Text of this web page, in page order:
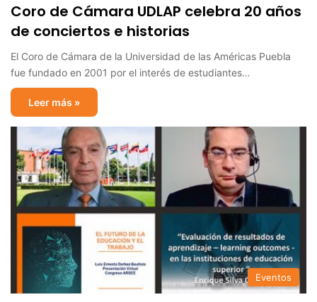
Coro de Cámara UDLAP celebra 20 años
de conciertos e historias
El Coro de Cámara de la Universidad de las Américas Puebla
fue fundado en 2001 por el interés de estudiantes…
Leer más »
Eventos